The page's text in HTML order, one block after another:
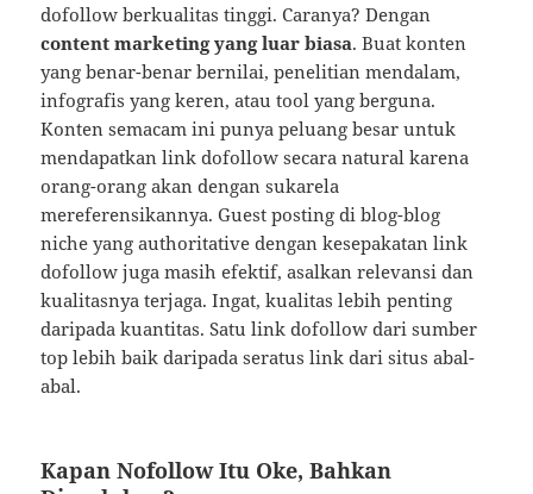
dofollow berkualitas tinggi. Caranya? Dengan
content marketing yang luar biasa. Buat konten
yang benar-benar bernilai, penelitian mendalam,
infografis yang keren, atau tool yang berguna.
Konten semacam ini punya peluang besar untuk
mendapatkan link dofollow secara natural karena
orang-orang akan dengan sukarela
mereferensikannya. Guest posting di blog-blog
niche yang authoritative dengan kesepakatan link
dofollow juga masih efektif, asalkan relevansi dan
kualitasnya terjaga. Ingat, kualitas lebih penting
daripada kuantitas. Satu link dofollow dari sumber
top lebih baik daripada seratus link dari situs abal-
abal.
Kapan Nofollow Itu Oke, Bahkan